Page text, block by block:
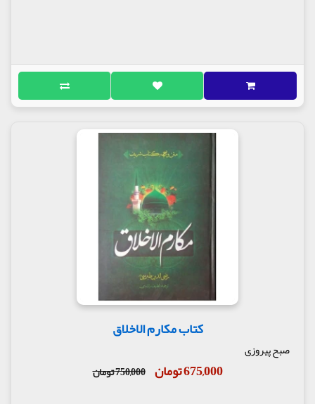
کتاب مکارم الاخلاق
صبح پیروزی
675,000 تومان 750,000 تومان